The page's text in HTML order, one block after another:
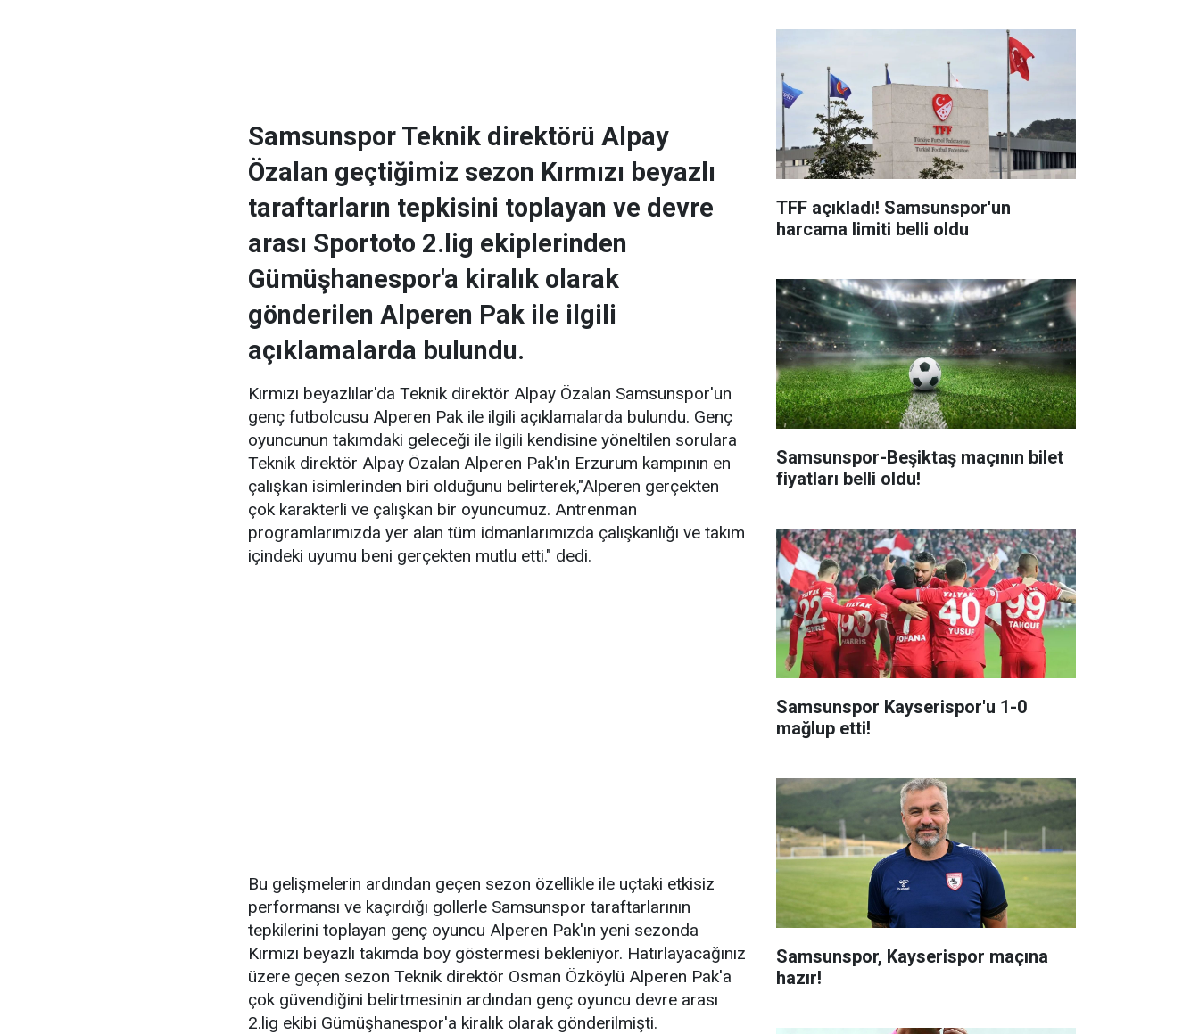
Samsunspor Teknik direktörü Alpay
Özalan geçtiğimiz sezon Kırmızı beyazlı
taraftarların tepkisini toplayan ve devre
arası Sportoto 2.lig ekiplerinden
Gümüşhanespor'a kiralık olarak
gönderilen Alperen Pak ile ilgili
açıklamalarda bulundu.
Kırmızı beyazlılar'da Teknik direktör Alpay Özalan Samsunspor'un
genç futbolcusu Alperen Pak ile ilgili açıklamalarda bulundu. Genç
oyuncunun takımdaki geleceği ile ilgili kendisine yöneltilen sorulara
Teknik direktör Alpay Özalan Alperen Pak'ın Erzurum kampının en
çalışkan isimlerinden biri olduğunu belirterek,"Alperen gerçekten
çok karakterli ve çalışkan bir oyuncumuz. Antrenman
programlarımızda yer alan tüm idmanlarımızda çalışkanlığı ve takım
içindeki uyumu beni gerçekten mutlu etti." dedi.
Bu gelişmelerin ardından geçen sezon özellikle ile uçtaki etkisiz
performansı ve kaçırdığı gollerle Samsunspor taraftarlarının
tepkilerini toplayan genç oyuncu Alperen Pak'ın yeni sezonda
Kırmızı beyazlı takımda boy göstermesi bekleniyor. Hatırlayacağınız
üzere geçen sezon Teknik direktör Osman Özköylü Alperen Pak'a
çok güvendiğini belirtmesinin ardından genç oyuncu devre arası
2.lig ekibi Gümüşhanespor'a kiralık olarak gönderilmişti.
TFF açıkladı! Samsunspor'un
harcama limiti belli oldu
Samsunspor-Beşiktaş maçının bilet
fiyatları belli oldu!
Samsunspor Kayserispor'u 1-0
mağlup etti!
Samsunspor, Kayserispor maçına
hazır!